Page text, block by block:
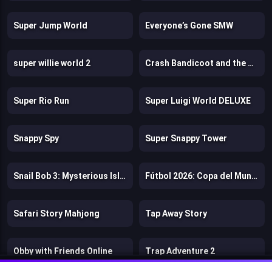
Super Jump World Everyone’s Gone SMW
super willie world 2 Crash Bandicoot and the Retro Dimension
Super Rio Run Super Luigi World DELUXE
Snappy Spy Super Snappy Tower
Snail Bob 3: Mysterious Island Fútbol 2026: Copa del Mundo
Safari Story Mahjong Tap Away Story
Obby with Friends Online Trap Adventure 2